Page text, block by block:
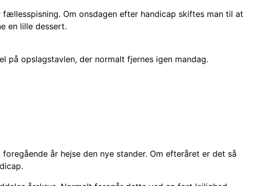
Om onsdagen efter handicap skiftes man til at
en lille dessert.
på opslagstavlen, der normalt fjernes igen mandag.
år hejse den nye stander. Om efteråret er det så